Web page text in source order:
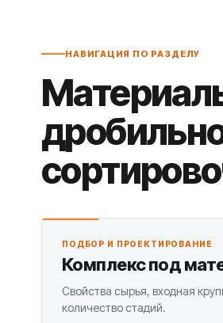
НАВИГАЦИЯ ПО РАЗДЕЛУ
ПОДБОР И ПРОЕКТИРОВАНИЕ
Комплекс под
Свойства сырья, входная
количество стадий.